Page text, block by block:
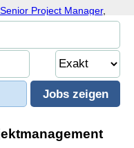
Senior Project Manager,
Lead